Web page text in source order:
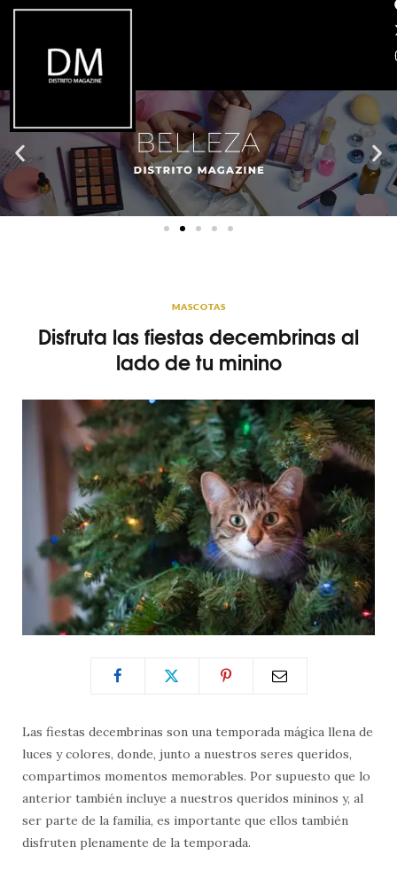
MASCOTAS
Disfruta las fiestas decembrinas al
lado de tu minino
Las fiestas decembrinas son una temporada mágica llena de
luces y colores, donde, junto a nuestros seres queridos,
compartimos momentos memorables. Por supuesto que lo
anterior también incluye a nuestros queridos mininos y, al
ser parte de la familia, es importante que ellos también
disfruten plenamente de la temporada.